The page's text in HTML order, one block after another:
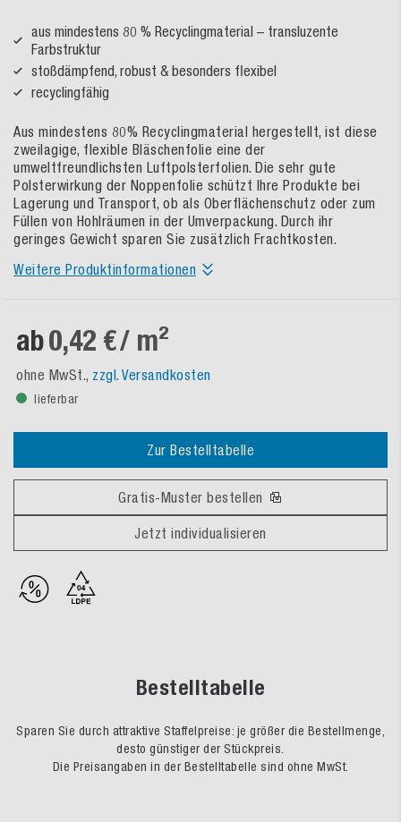
aus mindestens 80 % Recyclingmaterial – transluzente
Farbstruktur
stoßdämpfend, robust & besonders flexibel
recyclingfähig
Aus mindestens 80% Recyclingmaterial hergestellt, ist diese
zweilagige, flexible Bläschenfolie eine der
umweltfreundlichsten Luftpolsterfolien. Die sehr gute
Polsterwirkung der Noppenfolie schützt Ihre Produkte bei
Lagerung und Transport, ob als Oberflächenschutz oder zum
Füllen von Hohlräumen in der Umverpackung. Durch ihr
geringes Gewicht sparen Sie zusätzlich Frachtkosten.
Weitere Produktinformationen
ab0,42 €/ m²
ohne MwSt., zzgl. Versandkosten
lieferbar
Zur Bestelltabelle
Gratis-Muster bestellen
Jetzt individualisieren
Bestelltabelle
Sparen Sie durch attraktive Staffelpreise: je größer die Bestellmenge,
desto günstiger der Stückpreis.
Die Preisangaben in der Bestelltabelle sind ohne MwSt.